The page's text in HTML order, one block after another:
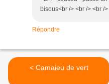
bisous<br /> <br /> <br />
Répondre
< Camaieu de vert